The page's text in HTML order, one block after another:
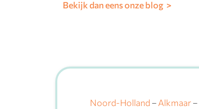
Bekijk dan eens onze blog >
Noord-Holland –Alkmaar–